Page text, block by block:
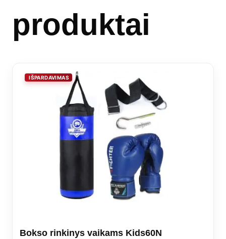
produktai
Bokso rinkinys vaikams Kids60N